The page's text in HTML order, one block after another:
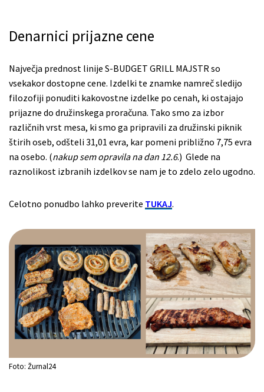
Denarnici prijazne cene
Največja prednost linije S-BUDGET GRILL MAJSTR so
vsekakor dostopne cene. Izdelki te znamke namreč sledijo
filozofiji ponuditi kakovostne izdelke po cenah, ki ostajajo
prijazne do družinskega proračuna. Tako smo za izbor
različnih vrst mesa, ki smo ga pripravili za družinski piknik
štirih oseb, odšteli 31,01 evra, kar pomeni približno 7,75 evra
na osebo. (nakup sem opravila na dan 12.6.) Glede na
raznolikost izbranih izdelkov se nam je to zdelo zelo ugodno.
Celotno ponudbo lahko preverite TUKAJ.
Foto: Žurnal24